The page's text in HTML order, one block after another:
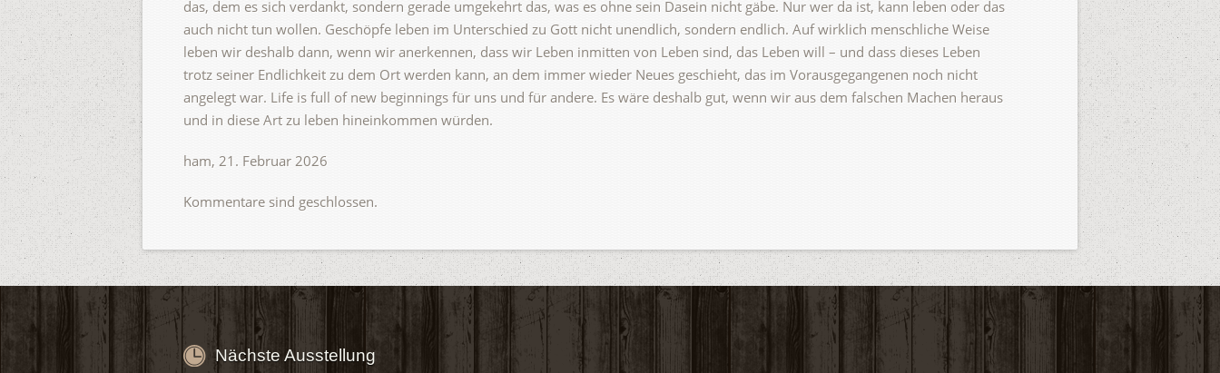
das, dem es sich verdankt, sondern gerade umgekehrt das, was es ohne sein Dasein nicht gäbe. Nur wer da ist, kann leben oder das
auch nicht tun wollen. Geschöpfe leben im Unterschied zu Gott nicht unendlich, sondern endlich. Auf wirklich menschliche Weise
leben wir deshalb dann, wenn wir anerkennen, dass wir Leben inmitten von Leben sind, das Leben will – und dass dieses Leben
trotz seiner Endlichkeit zu dem Ort werden kann, an dem immer wieder Neues geschieht, das im Vorausgegangenen noch nicht
angelegt war. Life is full of new beginnings für uns und für andere. Es wäre deshalb gut, wenn wir aus dem falschen Machen heraus
und in diese Art zu leben hineinkommen würden.
ham, 21. Februar 2026
Kommentare sind geschlossen.
Nächste Ausstellung